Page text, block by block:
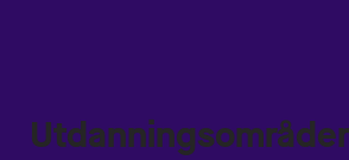
Utdanningsområder